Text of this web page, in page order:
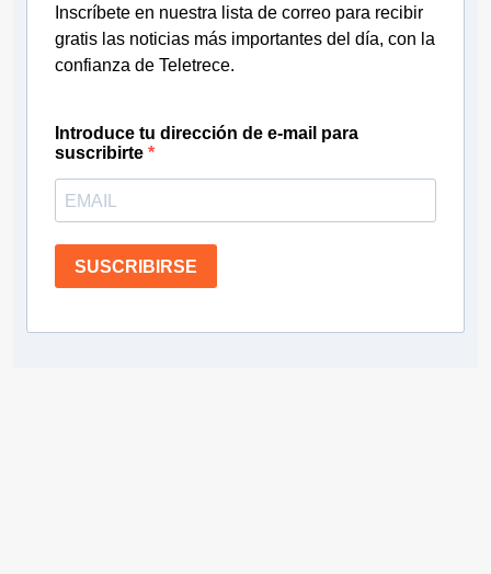
Inscríbete en nuestra lista de correo para recibir
gratis las noticias más importantes del día, con la
confianza de Teletrece.
Introduce tu dirección de e-mail para
suscribirte
SUSCRIBIRSE